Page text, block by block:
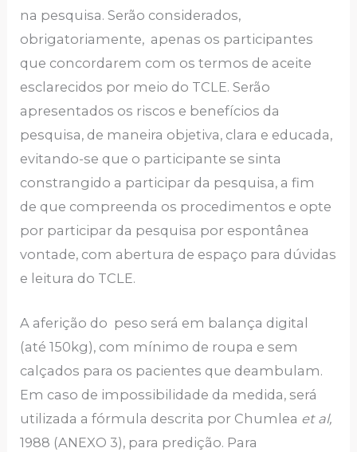
na pesquisa. Serão considerados,
obrigatoriamente, apenas os participantes
que concordarem com os termos de aceite
esclarecidos por meio do TCLE. Serão
apresentados os riscos e benefícios da
pesquisa, de maneira objetiva, clara e educada,
evitando-se que o participante se sinta
constrangido a participar da pesquisa, a fim
de que compreenda os procedimentos e opte
por participar da pesquisa por espontânea
vontade, com abertura de espaço para dúvidas
e leitura do TCLE.
A aferição do peso será em balança digital
(até 150kg), com mínimo de roupa e sem
calçados para os pacientes que deambulam.
Em caso de impossibilidade da medida, será
utilizada a fórmula descrita por Chumlea et al,
1988 (ANEXO 3), para predição. Para